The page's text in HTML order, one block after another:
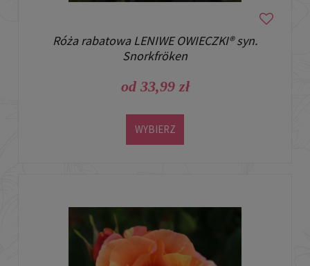
Róża rabatowa LENIWE OWIECZKI® syn.
Snorkfröken
od 33,99 zł
WYBIERZ